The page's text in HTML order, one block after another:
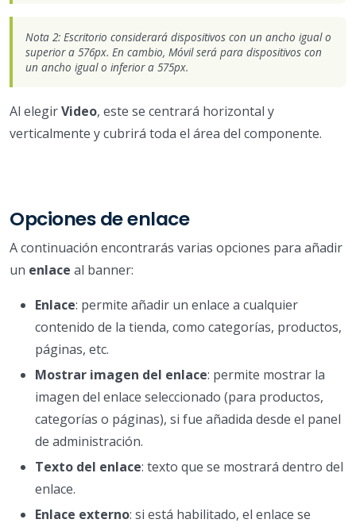
Nota 2: Escritorio considerará dispositivos con un ancho igual o
superior a 576px. En cambio, Móvil será para dispositivos con
un ancho igual o inferior a 575px.
Al elegirVideo, este se centrará horizontal y
verticalmente y cubrirá toda el área del componente.
Opciones de enlace
A continuación encontrarás varias opciones para añadir
un enlace al banner:
Enlace: permite añadir un enlace a cualquier
contenido de la tienda, como categorías, productos,
páginas, etc.
Mostrar imagen del enlace: permite mostrar la
imagen del enlace seleccionado (para productos,
categorías o páginas), si fue añadida desde el panel
de administración.
Texto del enlace: texto que se mostrará dentro del
enlace.
Enlace externo: si está habilitado, el enlace se